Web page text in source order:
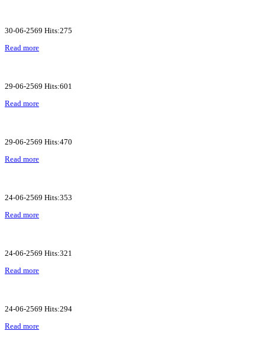
30-06-2569 Hits:275
Read more
29-06-2569 Hits:601
Read more
29-06-2569 Hits:470
Read more
24-06-2569 Hits:353
Read more
24-06-2569 Hits:321
Read more
24-06-2569 Hits:294
Read more